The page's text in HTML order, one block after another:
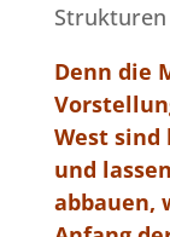
Strukturen
Denn die
West sind
und
abbauen,